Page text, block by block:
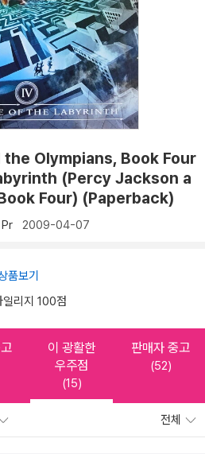
Olympians, Book Four
(Percy Jackson a
Four) (Paperback)
2009-04-07
품보기
리지 100점
이 광활한
우주점
(15)
판매자 중고
(52)
전체